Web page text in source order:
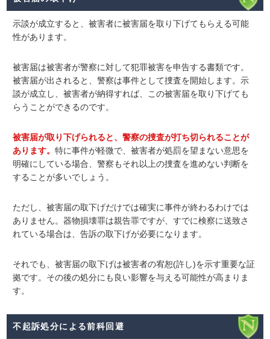
示談が成立すると、被害者に被害届を取り下げてもらえる可能
性があります。
被害届は被害者が警察に対して犯罪被害を申告する書類です。
被害届が出されると、警察は事件として捜査を開始します。示
談が成立し、被害者が納得すれば、この被害届を取り下げても
らうことができるのです。
被害届が取り下げられると、警察の捜査が打ち切られることが
あります。特に事件が軽微で、被害者が処罰を望まない意思を
明確にしている場合、警察もそれ以上の捜査を進めない判断を
することが多いでしょう。
ただし、被害届の取下げだけでは確実に事件が終わるわけでは
ありません。器物損壊罪は親告罪ですが、すでに検察に送致さ
れている場合は、告訴の取下げが必要になります。
それでも、被害届の取下げは被害者の宥恕(許し)を示す重要な証
拠です。その後の処分にも良い影響を与える可能性が高まりま
す。
不起訴処分による前科回避